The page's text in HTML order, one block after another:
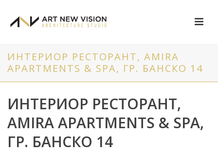
ИНТЕРИОР РЕСТОРАНТ, АMIRA
APARTMENTS & SPA, ГР. БАНСКО 14
ИНТЕРИОР РЕСТОРАНТ,
АMIRA APARTMENTS & SPA,
ГР. БАНСКО 14